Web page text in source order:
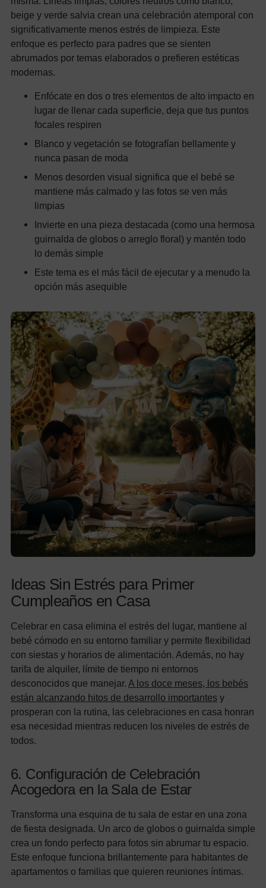
beige y verde salvia crean una celebración atemporal con
significativamente menos estrés de limpieza. Este
enfoque es perfecto para padres que se sienten
abrumados por temas elaborados o prefieren estéticas
modernas.
Enfócate en dos o tres elementos de alto impacto en
lugar de llenar cada superficie, deja que tus puntos
focales respiren
Blanco y vegetación se fotografían bellamente y
nunca pasan de moda
Menos desorden visual significa que el bebé se
mantiene más calmado y las fotos se ven más
limpias
Invierte en una pieza destacada (como una hermosa
guirnalda de globos o arreglo floral) y mantén todo
lo demás simple
Este tema es el más fácil de ejecutar y a menudo la
opción más asequible
Ideas Sin Estrés para Primer
Cumpleaños en Casa
Celebrar en casa elimina el estrés del lugar, mantiene al
bebé cómodo en su entorno familiar y permite flexibilidad
con siestas y horarios de alimentación. Además, no hay
tarifa de alquiler, límite de tiempo ni entornos
desconocidos que manejar. A los doce meses, los bebés
están alcanzando hitos de desarrollo importantes y
prosperan con la rutina, las celebraciones en casa honran
esa necesidad mientras reducen los niveles de estrés de
todos.
6. Configuración de Celebración
Acogedora en la Sala de Estar
Transforma una esquina de tu sala de estar en una zona
de fiesta designada. Un arco de globos o guirnalda simple
crea un fondo perfecto para fotos sin abrumar tu espacio.
Este enfoque funciona brillantemente para habitantes de
apartamentos o familias que quieren reuniones íntimas.